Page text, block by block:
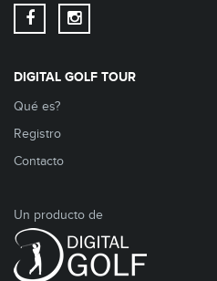
DIGITAL GOLF TOUR
Qué es?
Registro
Contacto
Un producto de